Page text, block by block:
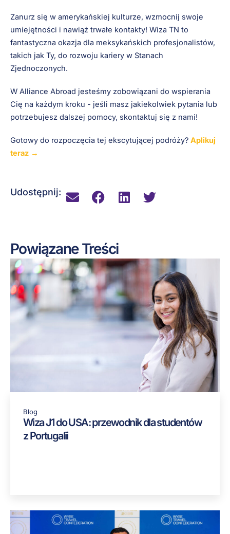
Zanurz się w amerykańskiej kulturze, wzmocnij swoje
umiejętności i nawiąż trwałe kontakty! Wiza TN to
fantastyczna okazja dla meksykańskich profesjonalistów,
takich jak Ty, do rozwoju kariery w Stanach
Zjednoczonych.
W Alliance Abroad jesteśmy zobowiązani do wspierania
Cię na każdym kroku - jeśli masz jakiekolwiek pytania lub
potrzebujesz dalszej pomocy, skontaktuj się z nami!
Gotowy do rozpoczęcia tej ekscytującej podróży? Aplikuj
teraz →
Udostępnij:
Powiązane Treści
Blog
Wiza J1 do USA: przewodnik dla studentów
z Portugalii